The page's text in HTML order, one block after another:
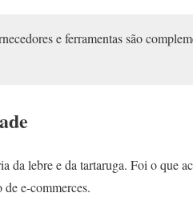
e ferramentas são
da lebre e da tartaruga. Foi o que
e-commerces.